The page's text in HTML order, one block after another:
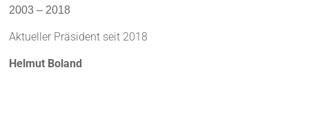
2003 – 2018
Aktueller Präsident seit 2018
Helmut Boland